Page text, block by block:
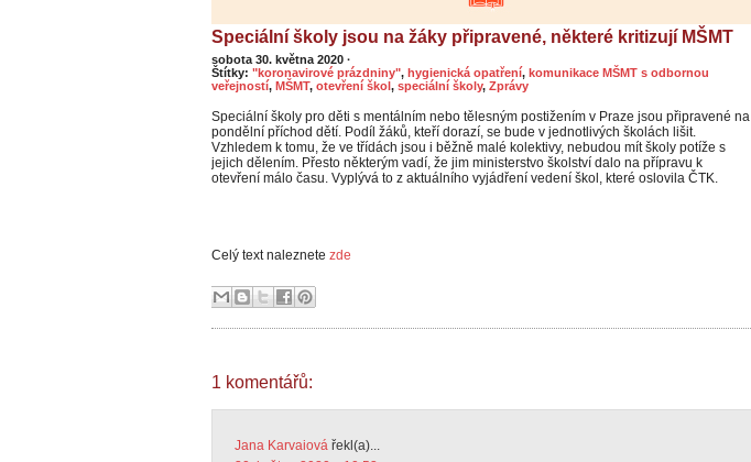
Speciální školy jsou na žáky připravené, některé kritizují MŠMT
sobota 30. května 2020 ·
Štítky: "koronavirové prázdniny", hygienická opatření, komunikace MŠMT s odbornou
veřejností, MŠMT, otevření škol, speciální školy, Zprávy
Speciální školy pro děti s mentálním nebo tělesným postižením v Praze jsou připravené na
pondělní příchod dětí. Podíl žáků, kteří dorazí, se bude v jednotlivých školách lišit.
Vzhledem k tomu, že ve třídách jsou i běžně malé kolektivy, nebudou mít školy potíže s
jejich dělením. Přesto některým vadí, že jim ministerstvo školství dalo na přípravu k
otevření málo času. Vyplývá to z aktuálního vyjádření vedení škol, které oslovila ČTK.
Celý text naleznete zde
1 komentářů:
Jana Karvaiová řekl(a)...